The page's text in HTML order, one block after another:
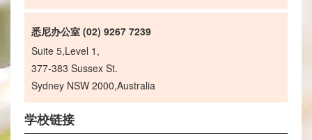
悉尼办公室 (02) 9267 7239
Suite 5,Level 1,
377-383 Sussex St.
Sydney NSW 2000,Australia
学校链接